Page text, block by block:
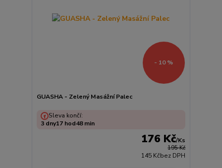
- 10 %
GUASHA - Zelený Masážní Palec
195 Kč
176 Kč/Ks
145 Kčbez DPH
Sleva končí:
3 dny17 hod48min